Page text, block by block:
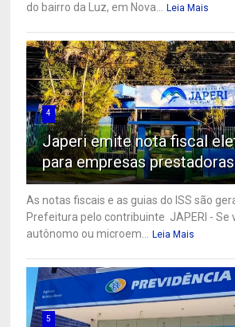
do bairro da Luz, em Nova...
Leia Mais
4
Japeri emite nota fiscal
para empresas
As notas fiscais e as guias do ISS são
Prefeitura pelo contribuinte JAPERI - Se
autônomo ou microem...
Leia Mais
5